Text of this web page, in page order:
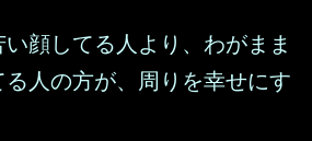
顔してる人より、わがまま
人の方が、周りを幸せにす